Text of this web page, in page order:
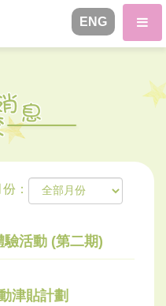
ENG
：
驗活動 (第二期)
津貼計劃